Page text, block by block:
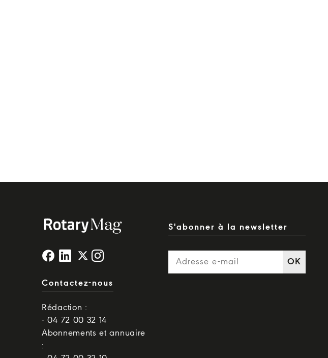
Contactez-nous
Rédaction :
- 04 72 00 32 14
Abonnements et annuaire
:
S'abonner à la newsletter
OK